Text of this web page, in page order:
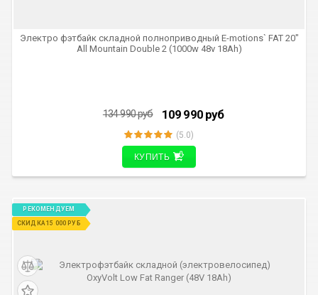
Электро фэтбайк складной полноприводный E-motions` FAT 20"
All Mountain Double 2 (1000w 48v 18Ah)
134 990руб 109 990 руб
(5.0)
КУПИТЬ
РЕКОМЕНДУЕМ
СКИДКА 15 000 РУБ